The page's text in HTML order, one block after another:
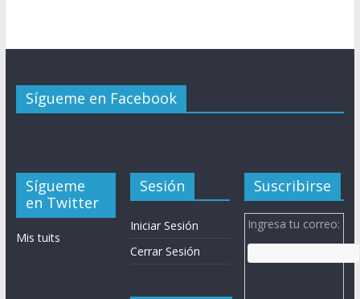
Sígueme en Facebook
Sígueme
en Twitter
Mis tuits
Sesión
Iniciar Sesión
Cerrar Sesión
Suscribirse
Ingresa tu correo: